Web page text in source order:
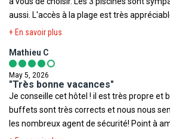
aussi. L'accès à la plage est très
+ En savoir plus
Mathieu C
May 5, 2026
"Très bonne vacances"
Je conseille cet hôtel ! il est très propre et
buffets sont très corrects et nous nous
les nombreux agent de sécurité! Point à améliorer les bungalow